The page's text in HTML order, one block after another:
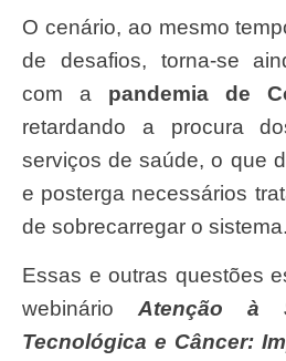
O cenário, ao mesmo tempo promissor e cheio
de desafios, torna-se
com a pandemia de
retardando a procura
serviços de saúde, o que
e posterga necessários
de sobrecarregar o sistema.
Essas e outras questões estarão em pauta no
webinário Atenção à
Tecnológica e Câncer: